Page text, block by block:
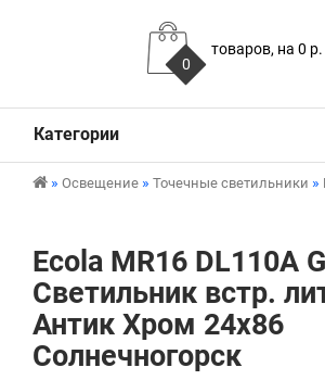
0
товаров, на 0 р.
Категории
Освещение Точечные светильники
Ecola MR16 DL110А
Светильник встр.
Антик Хром 24x86
Солнечногорск